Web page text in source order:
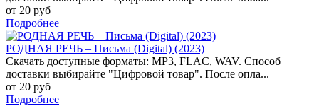
от 20 руб
Подробнее
РОДНАЯ РЕЧЬ – Письма (Digital) (2023)
Скачать доступные форматы: MP3, FLAC, WAV. Способ
доставки выбирайте "Цифровой товар". После опла...
от 20 руб
Подробнее